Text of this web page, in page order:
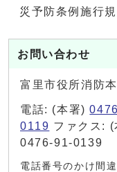
災予防条例施行規
お問い合わせ
富里市役所消防
電話: (本署)
0119 ファクス:
0476-91-0139
電話番号のかけ間